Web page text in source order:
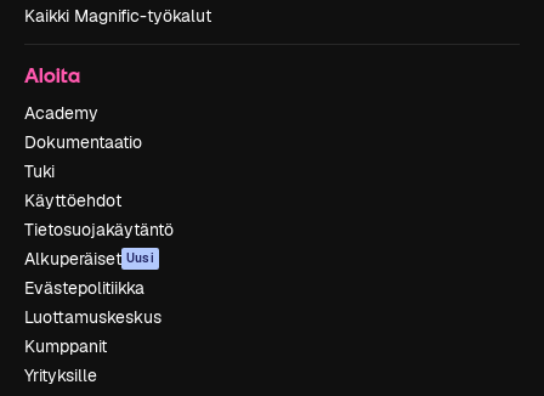
Kaikki Magnific-työkalut
Aloita
Academy
Dokumentaatio
Tuki
Käyttöehdot
Tietosuojakäytäntö
Alkuperäiset Uusi
Evästepolitiikka
Luottamuskeskus
Kumppanit
Yrityksille